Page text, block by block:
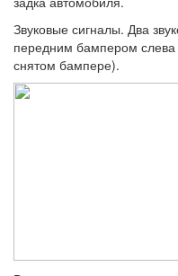
Звуковые сигналы. Два
передним бампером
сня­том бампере).